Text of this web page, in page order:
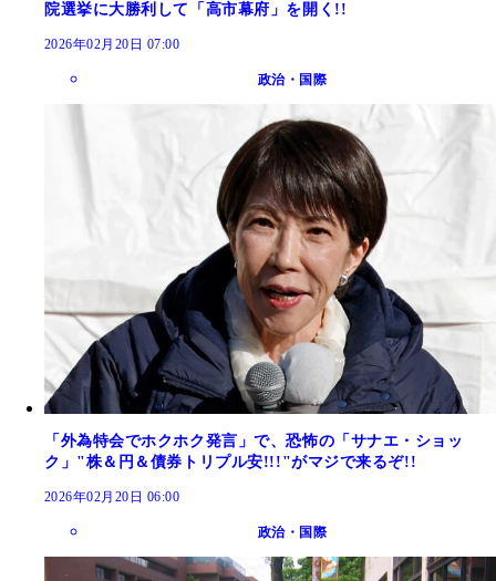
院選挙に大勝利して「高市幕府」を開く!!
2026年02月20日 07:00
政治・国際
「外為特会でホクホク発言」で、恐怖の「サナエ・ショッ
ク」"株＆円＆債券トリプル安!!!"がマジで来るぞ!!
2026年02月20日 06:00
政治・国際